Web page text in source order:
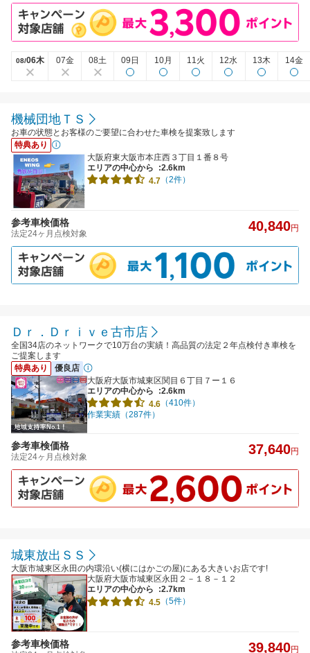
08/06木 07金 08土 09日 10月 11火 12水 13木 14金
機械団地ＴＳ
お車の状態とお客様のご要望に合わせた車検を提案致します
特典あり
大阪府東大阪市本庄西３丁目１番８号
エリアの中心から
:2.6km
4.7 （2件）
参考車検価格
法定24ヶ月点検対象 40,840円
Ｄｒ．Ｄｒｉｖｅ古市店
全国34店のネットワークで10万台の実績！高品質の法定２年点検付き車検を
ご提案します
特典あり
優良店
大阪府大阪市城東区関目６丁目７ー１６
エリアの中心から
:2.6km
4.6 （410件）
作業実績（287件）
参考車検価格
法定24ヶ月点検対象 37,640円
城東放出ＳＳ
大阪市城東区永田の内環沿い(横にはかごの屋)にある大きいお店です!
大阪府大阪市城東区永田２－１８－１２
エリアの中心から
:2.7km
4.5 （5件）
参考車検価格 39,840円